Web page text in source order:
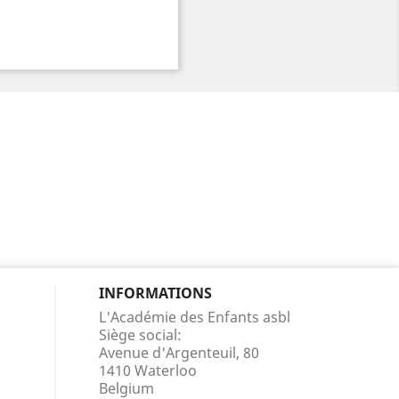
INFORMATIONS
L'Académie des Enfants asbl
Siège social:
Avenue d'Argenteuil, 80
1410 Waterloo
Belgium